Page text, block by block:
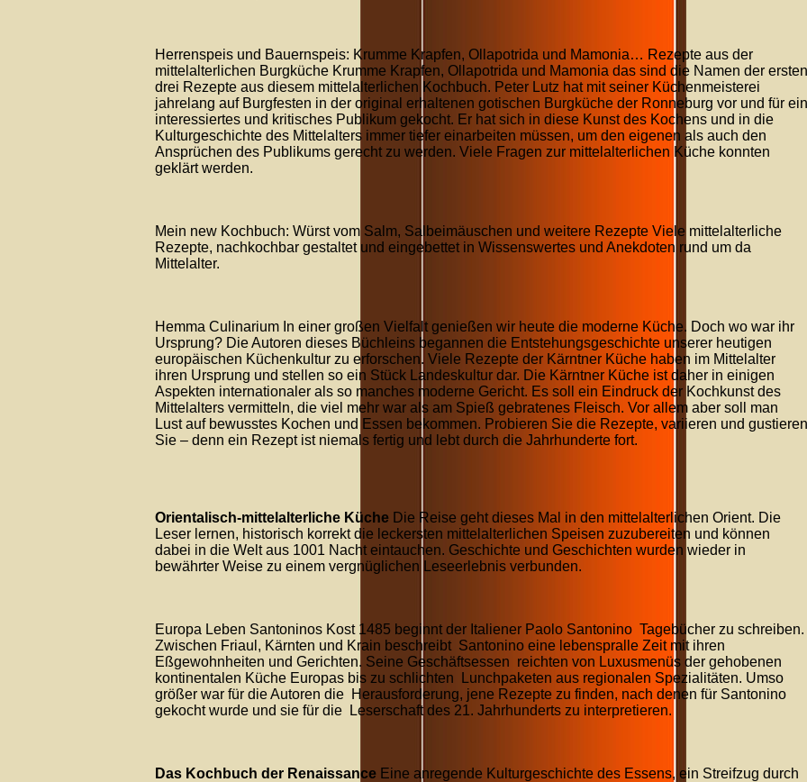
Herrenspeis und Bauernspeis: Krumme Krapfen, Ollapotrida und Mamonia… Rezepte aus der
mittelalterlichen Burgküche Krumme Krapfen, Ollapotrida und Mamonia das sind die Namen der ersten
drei Rezepte aus diesem mittelalterlichen Kochbuch. Peter Lutz hat mit seiner Küchenmeisterei
jahrelang auf Burgfesten in der original erhaltenen gotischen Burgküche der Ronneburg vor und für ein
interessiertes und kritisches Publikum gekocht. Er hat sich in diese Kunst des Kochens und in die
Kulturgeschichte des Mittelalters immer tiefer einarbeiten müssen, um den eigenen als auch den
Ansprüchen des Publikums gerecht zu werden. Viele Fragen zur mittelalterlichen Küche konnten
geklärt werden.
Mein new Kochbuch: Würst vom Salm, Salbeimäuschen und weitere Rezepte Viele mittelalterliche
Rezepte, nachkochbar gestaltet und eingebettet in Wissenswertes und Anekdoten rund um da
Mittelalter.
Hemma Culinarium In einer großen Vielfalt genießen wir heute die moderne Küche. Doch wo war ihr
Ursprung? Die Autoren dieses Büchleins begannen die Entstehungsgeschichte unserer heutigen
europäischen Küchenkultur zu erforschen. Viele Rezepte der Kärntner Küche haben im Mittelalter
ihren Ursprung und stellen so ein Stück Landeskultur dar. Die Kärntner Küche ist daher in einigen
Aspekten internationaler als so manches moderne Gericht. Es soll ein Eindruck der Kochkunst des
Mittelalters vermitteln, die viel mehr war als am Spieß gebratenes Fleisch. Vor allem aber soll man
Lust auf bewusstes Kochen und Essen bekommen. Probieren Sie die Rezepte, variieren und gustieren
Sie – denn ein Rezept ist niemals fertig und lebt durch die Jahrhunderte fort.
Orientalisch-mittelalterliche Küche Die Reise geht dieses Mal in den mittelalterlichen Orient. Die
Leser lernen, historisch korrekt die leckersten mittelalterlichen Speisen zuzubereiten und können
dabei in die Welt aus 1001 Nacht eintauchen. Geschichte und Geschichten wurden wieder in
bewährter Weise zu einem vergnüglichen Leseerlebnis verbunden.
Europa Leben Santoninos Kost 1485 beginnt der Italiener Paolo Santonino Tagebücher zu schreiben.
Zwischen Friaul, Kärnten und Krain beschreibt Santonino eine lebenspralle Zeit mit ihren
Eßgewohnheiten und Gerichten. Seine Geschäftsessen reichten von Luxusmenüs der gehobenen
kontinentalen Küche Europas bis zu schlichten Lunchpaketen aus regionalen Spezialitäten. Umso
größer war für die Autoren die Herausforderung, jene Rezepte zu finden, nach denen für Santonino
gekocht wurde und sie für die Leserschaft des 21. Jahrhunderts zu interpretieren.
Das Kochbuch der Renaissance Eine anregende Kulturgeschichte des Essens, ein Streifzug durch